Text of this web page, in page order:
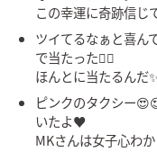
この幸運に奇跡信じ
ツイてるなぁと喜ん
で当たった✌🏻
ほんとに当たるん
ピンクのタクシー
いたよ♥️
MKさんは女子心わ